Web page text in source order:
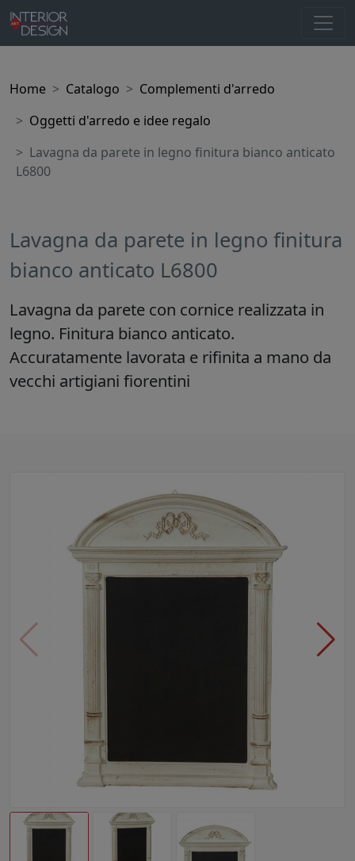
Home Catalogo
Complementi d'arredo
Oggetti d'arredo e idee regalo
Lavagna da parete in legno finitura bianco anticato
L6800
Lavagna da parete in legno finitura
bianco anticato L6800
Lavagna da parete con cornice realizzata in
legno. Finitura bianco anticato.
Accuratamente lavorata e rifinita a mano da
vecchi artigiani fiorentini